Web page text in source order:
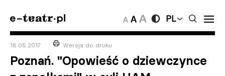
PL
18.05.2017 Wersja do druku
Poznań. "Opowieść o dziewczynce